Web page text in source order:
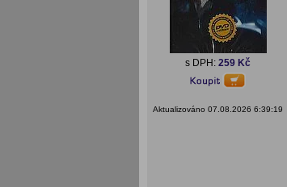
s DPH: 259 Kč
Aktualizováno 07.08.2026 6:39:19